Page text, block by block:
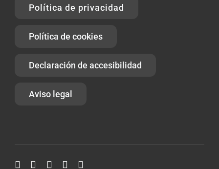
Política de privacidad
Política de cookies
Declaración de accesibilidad
Aviso legal